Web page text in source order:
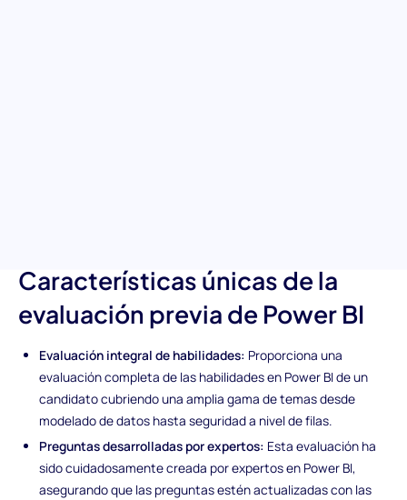
Características únicas de la
evaluación previa de Power BI
Evaluación integral de habilidades: Proporciona una
evaluación completa de las habilidades en Power BI de un
candidato cubriendo una amplia gama de temas desde
modelado de datos hasta seguridad a nivel de filas.
Preguntas desarrolladas por expertos: Esta evaluación ha
sido cuidadosamente creada por expertos en Power BI,
asegurando que las preguntas estén actualizadas con las